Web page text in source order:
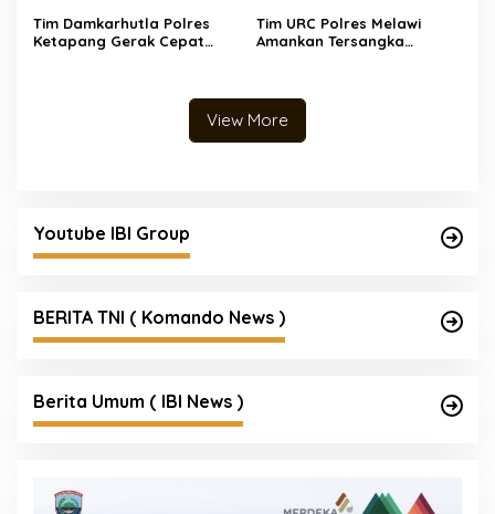
Ke Surga
Tim Damkarhutla Polres
Ketapang Gerak Cepat
Tim URC Polres Melawi
Amankan Tersangka
View More
Youtube IBI Group
BERITA TNI ( Komando News )
Berita Umum ( IBI News )